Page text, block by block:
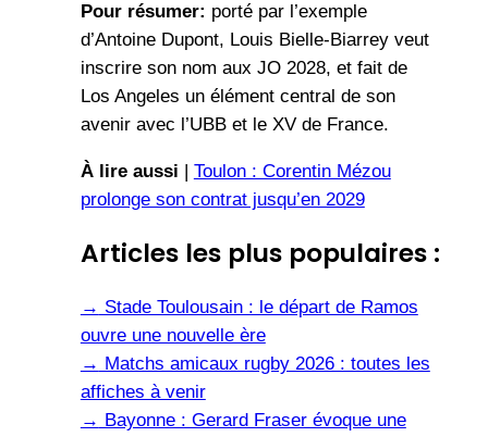
Pour résumer: porté par l’exemple
d’Antoine Dupont, Louis Bielle-Biarrey veut
inscrire son nom aux JO 2028, et fait de
Los Angeles un élément central de son
avenir avec l’UBB et le XV de France.
À lire aussi | Toulon : Corentin Mézou
prolonge son contrat jusqu’en 2029
Articles les plus populaires :
→ Stade Toulousain : le départ de Ramos
ouvre une nouvelle ère
→ Matchs amicaux rugby 2026 : toutes les
affiches à venir
→ Bayonne : Gerard Fraser évoque une